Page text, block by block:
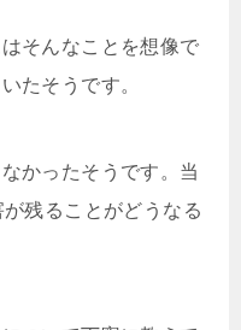
そんなことを想像で
たそうです。
かったそうです。当
残ることがどうなる